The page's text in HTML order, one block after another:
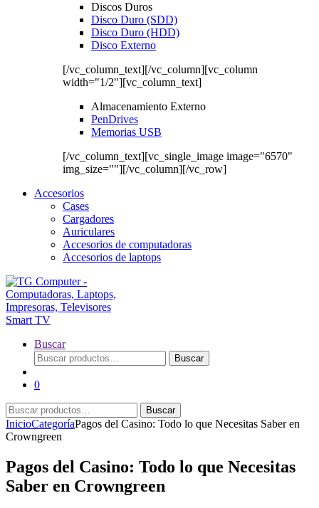
Discos Duros
Disco Duro (SDD)
Disco Duro (HDD)
Disco Externo
[/vc_column_text][/vc_column][vc_column
width="1/2"][vc_column_text]
Almacenamiento Externo
PenDrives
Memorias USB
[/vc_column_text][vc_single_image image="6570"
img_size=""][/vc_column][/vc_row]
Accesorios
Cases
Cargadores
Auriculares
Accesorios de computadoras
Accesorios de laptops
Buscar
Buscar
por:
Buscar
0
Buscar
por:
Buscar
InicioCategoríaPagos del Casino: Todo lo que Necesitas Saber en
Crowngreen
Pagos del Casino: Todo lo que Necesitas
Saber en Crowngreen